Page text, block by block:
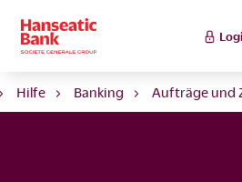
Hilfe Banking Aufträge und